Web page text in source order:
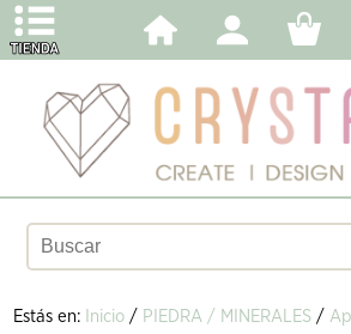
Estás en: Inicio / PIEDRA / MINERALES /